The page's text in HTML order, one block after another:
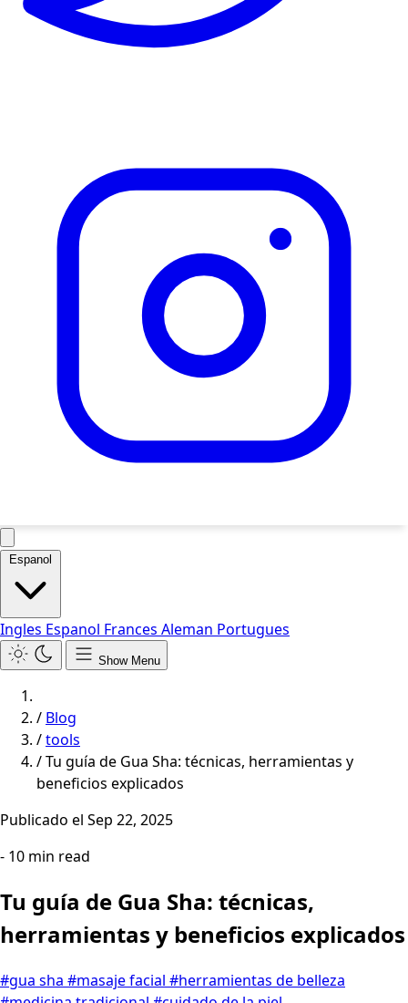
Espanol
Ingles Espanol Frances Aleman Portugues
Show Menu
/ Blog
/tools
/Tu guía de Gua Sha: técnicas, herramientas y
beneficios explicados
Publicado el Sep 22, 2025
- 10 min read
Tu guía de Gua Sha: técnicas,
herramientas y beneficios explicados
#gua sha #masaje facial #herramientas de belleza